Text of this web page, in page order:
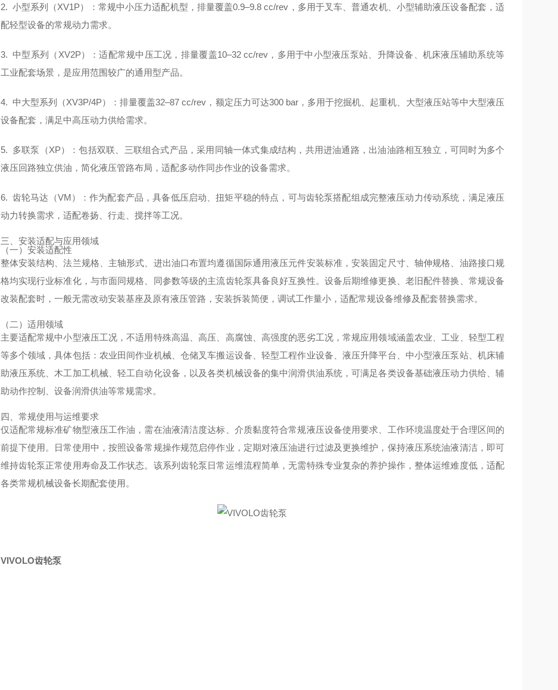
2. 小型系列（XV1P）：常规中小压力适配机型，排量覆盖0.9–9.8 cc/rev，多用于叉车、普通农机、小型辅助液压设备配套，适
配轻型设备的常规动力需求。
3. 中型系列（XV2P）：适配常规中压工况，排量覆盖10–32 cc/rev，多用于中小型液压泵站、升降设备、机床液压辅助系统等
工业配套场景，是应用范围较广的通用型产品。
4. 中大型系列（XV3P/4P）：排量覆盖32–87 cc/rev，额定压力可达300 bar，多用于挖掘机、起重机、大型液压站等中大型液压
设备配套，满足中高压动力供给需求。
5. 多联泵（XP）：包括双联、三联组合式产品，采用同轴一体式集成结构，共用进油通路，出油油路相互独立，可同时为多个
液压回路独立供油，简化液压管路布局，适配多动作同步作业的设备需求。
6. 齿轮马达（VM）：作为配套产品，具备低压启动、扭矩平稳的特点，可与齿轮泵搭配组成完整液压动力传动系统，满足液压
动力转换需求，适配卷扬、行走、搅拌等工况。
三、安装适配与应用领域
（一）安装适配性
整体安装结构、法兰规格、主轴形式、进出油口布置均遵循国际通用液压元件安装标准，安装固定尺寸、轴伸规格、油路接口规
格均实现行业标准化，与市面同规格、同参数等级的主流齿轮泵具备良好互换性。设备后期维修更换、老旧配件替换、常规设备
改装配套时，一般无需改动安装基座及原有液压管路，安装拆装简便，调试工作量小，适配常规设备维修及配套替换需求。
（二）适用领域
主要适配常规中小型液压工况，不适用特殊高温、高压、高腐蚀、高强度的恶劣工况，常规应用领域涵盖农业、工业、轻型工程
等多个领域，具体包括：农业田间作业机械、仓储叉车搬运设备、轻型工程作业设备、液压升降平台、中小型液压泵站、机床辅
助液压系统、木工加工机械、轻工自动化设备，以及各类机械设备的集中润滑供油系统，可满足各类设备基础液压动力供给、辅
助动作控制、设备润滑供油等常规需求。
四、常规使用与运维要求
仅适配常规标准矿物型液压工作油，需在油液清洁度达标、介质黏度符合常规液压设备使用要求、工作环境温度处于合理区间的
前提下使用。日常使用中，按照设备常规操作规范启停作业，定期对液压油进行过滤及更换维护，保持液压系统油液清洁，即可
维持齿轮泵正常使用寿命及工作状态。该系列齿轮泵日常运维流程简单，无需特殊专业复杂的养护操作，整体运维难度低，适配
各类常规机械设备长期配套使用。
VIVOLO齿轮泵